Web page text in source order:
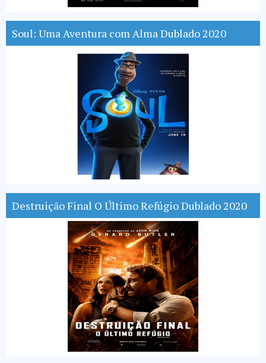
Soul: Uma Aventura com Alma Dublado 2020
Destruição Final O Último Refúgio Dublado 2020